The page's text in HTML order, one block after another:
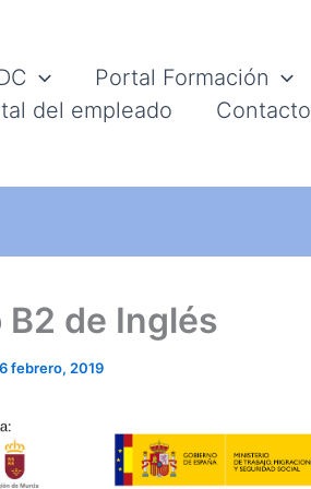
Portal Formación
del empleado
Contacto
B2 de Inglés
febrero, 2019